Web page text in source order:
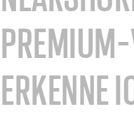
ERKENNE